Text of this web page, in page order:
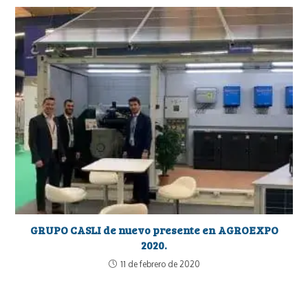
GRUPO CASLI de nuevo presente en AGROEXPO
2020.
11 de febrero de 2020